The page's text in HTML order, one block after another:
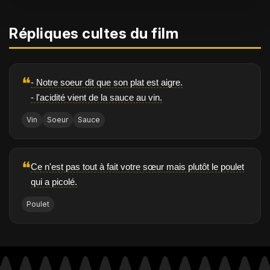
Répliques cultes du film
❝- Notre soeur dit que son plat est aigre.
- l'acidité vient de la sauce au vin.
Vin Soeur Sauce
❝Ce n'est pas tout à fait votre sœur mais plutôt le poulet
qui a picolé.
Poulet